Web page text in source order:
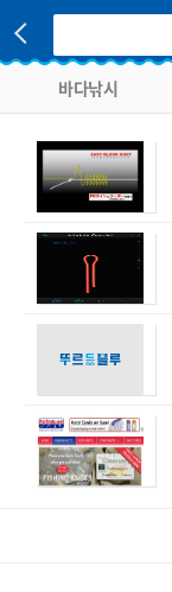
바다낚시